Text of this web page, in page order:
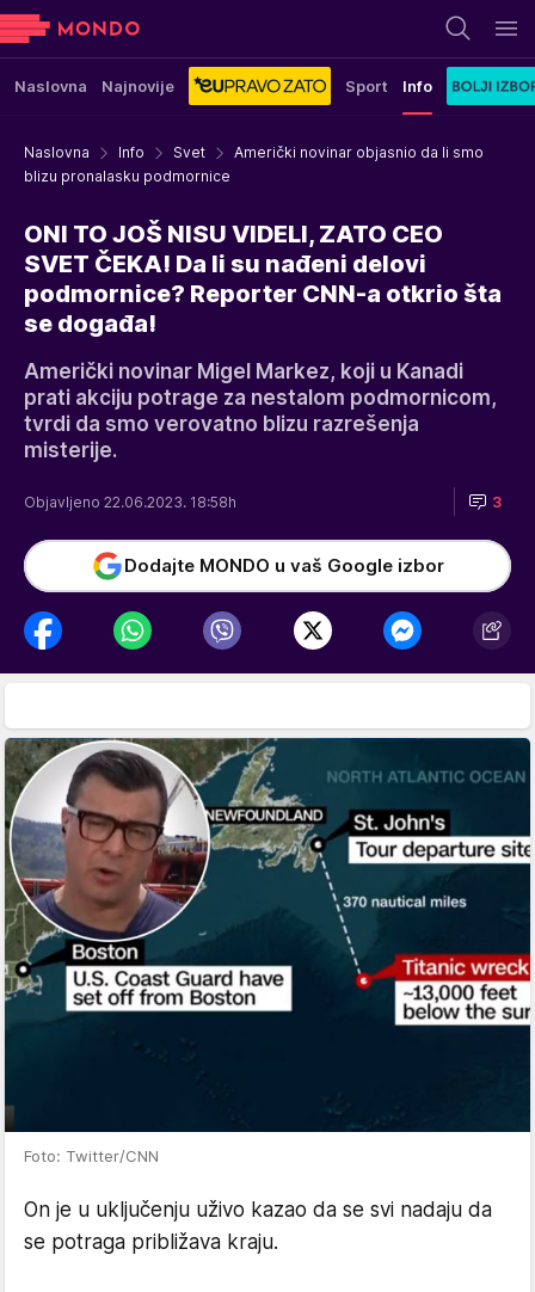
Naslovna Najnovije Sport Info
Naslovna Info Svet
Američki novinar objasnio da li smo
blizu pronalasku podmornice
ONI TO JOŠ NISU VIDELI, ZATO CEO
SVET ČEKA! Da li su nađeni delovi
podmornice? Reporter CNN-a otkrio šta
se događa!
Američki novinar Migel Markez, koji u Kanadi
prati akciju potrage za nestalom podmornicom,
tvrdi da smo verovatno blizu razrešenja
misterije.
Objavljeno 22.06.2023. 18:58h 3
Dodajte MONDO u vaš Google izbor
Foto: Twitter/CNN
On je u uključenju uživo kazao da se svi nadaju da
se potraga približava kraju.